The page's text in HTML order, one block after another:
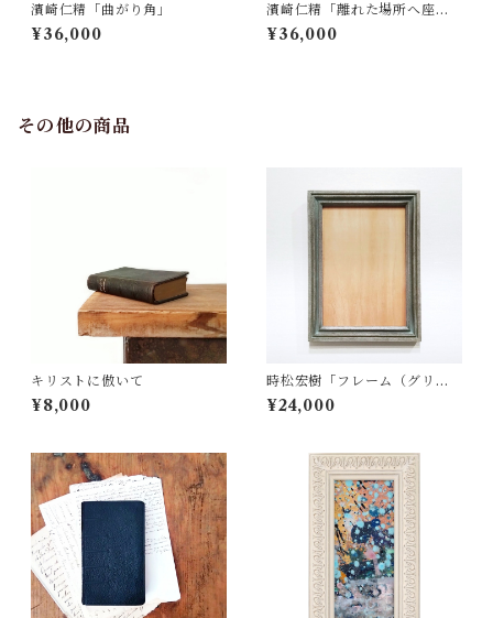
濱崎仁精「曲がり角」
¥36,000
濱崎仁精「離れた場所へ座
る」
¥36,000
その他の商品
キリストに倣いて
¥8,000
時松宏樹「フレーム（グリー
ングレー・A4サイズ）」
¥24,000